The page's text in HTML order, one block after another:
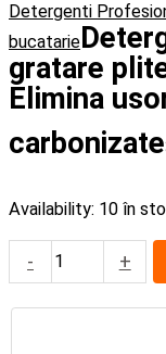
Detergenti
bucatarie
gratare
Elimina
carbonizate
Availability: 10 în
- +